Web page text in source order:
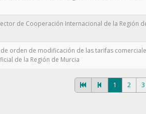
de Cooperación Internacional de la Región
orden de modificación de las tarifas
de la Región de Murcia
1 2 3